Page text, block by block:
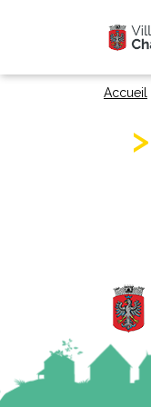
Accueil